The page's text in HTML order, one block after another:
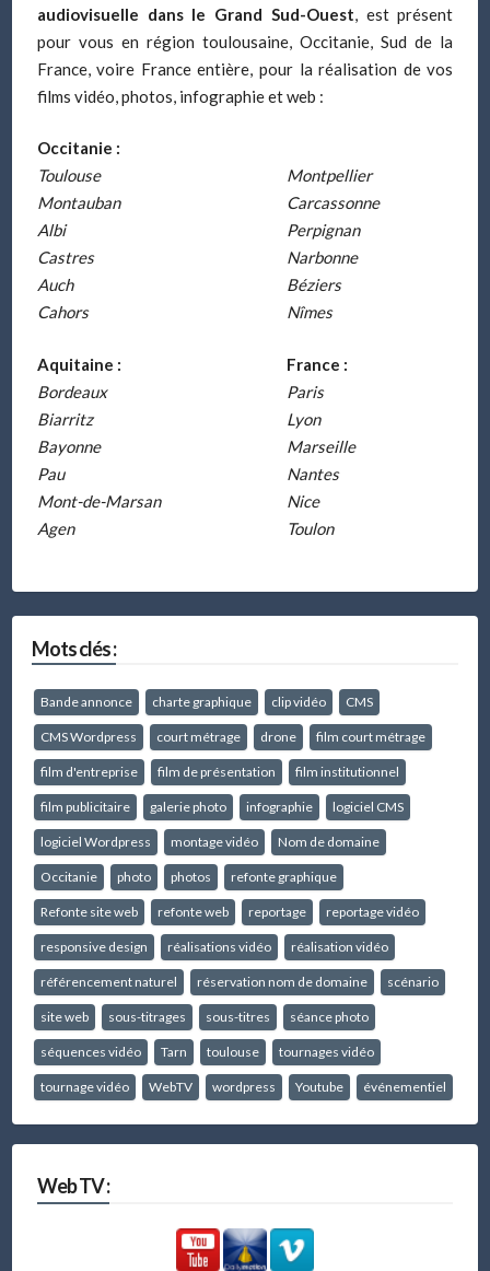
audiovisuelle dans le Grand Sud-Ouest, est présent
pour vous en région toulousaine, Occitanie, Sud de la
France, voire France entière, pour la réalisation de vos
films vidéo, photos, infographie et web :
Occitanie :
Toulouse
Montauban
Albi
Castres
Auch
Cahors
Montpellier
Carcassonne
Perpignan
Narbonne
Béziers
Nîmes
Aquitaine :
Bordeaux
Biarritz
Bayonne
Pau
Mont-de-Marsan
Agen
France :
Paris
Lyon
Marseille
Nantes
Nice
Toulon
Mots clés :
Bande annonce charte graphique clip vidéo CMS
CMS Wordpress court métrage drone film court métrage
film d'entreprise film de présentation film institutionnel
film publicitaire galerie photo infographie logiciel CMS
logiciel Wordpress montage vidéo Nom de domaine
Occitanie photo photos refonte graphique
Refonte site web refonte web reportage reportage vidéo
responsive design réalisations vidéo réalisation vidéo
référencement naturel réservation nom de domaine scénario
site web sous-titrages sous-titres séance photo
séquences vidéo Tarn toulouse tournages vidéo
tournage vidéo WebTV wordpress Youtube événementiel
Web TV :